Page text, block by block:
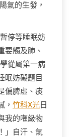
氣的生發，
停等睡眠妨
要觸及肺、
從屬第一病
眠妨礙題目
偏脾虛、痰
， 竹科X光日
我的噸級物
」自汗、氣